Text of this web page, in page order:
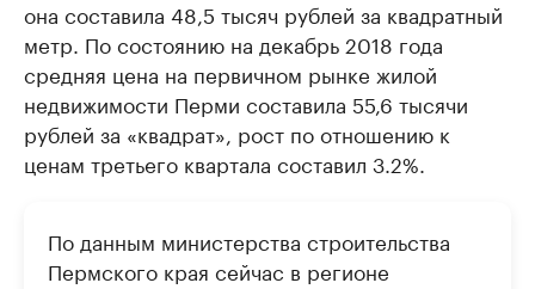
она составила 48,5 тысяч рублей за квадратный
метр. По состоянию на декабрь 2018 года
средняя цена на первичном рынке жилой
недвижимости Перми составила 55,6 тысячи
рублей за «квадрат», рост по отношению к
ценам третьего квартала составил 3.2%.
По данным министерства строительства
Пермского края сейчас в регионе